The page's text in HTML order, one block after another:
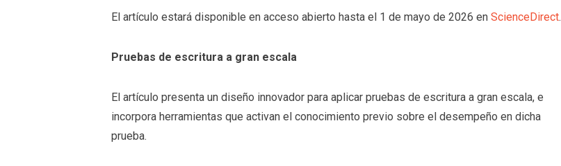
El artículo estará disponible en acceso abierto hasta el 1 de mayo de 2026 enScienceDirect.
Pruebas de escritura a gran escala
El artículo presenta un diseño innovador para aplicar pruebas de escritura a gran escala, e
incorpora herramientas que activan el conocimiento previo sobre el desempeño en dicha
prueba.